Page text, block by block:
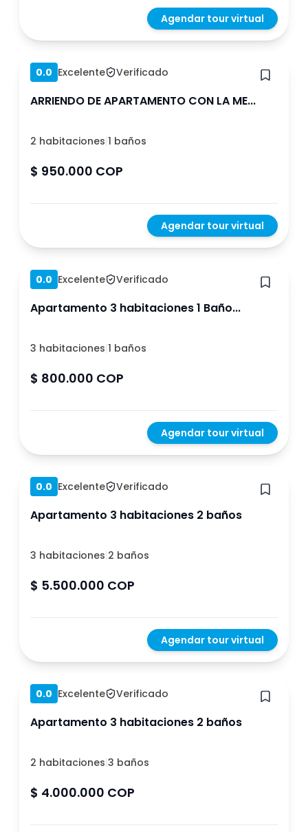
Agendar tour virtual
Hace 3 meses
0.0 Excelente Verificado
ARRIENDO DE APARTAMENTO CON LA ME...
2 habitaciones|1 baños
$ 950.000 COP
Agendar tour virtual
Hace 1 año
0.0 Excelente Verificado
Apartamento 3 habitaciones 1 Baño...
3 habitaciones|1 baños
$ 800.000 COP
Agendar tour virtual
Hace 1 año
0.0 Excelente Verificado
Apartamento 3 habitaciones 2 baños
3 habitaciones|2 baños
$ 5.500.000 COP
Agendar tour virtual
Hace 1 año
0.0 Excelente Verificado
Apartamento 3 habitaciones 2 baños
2 habitaciones|3 baños
$ 4.000.000 COP